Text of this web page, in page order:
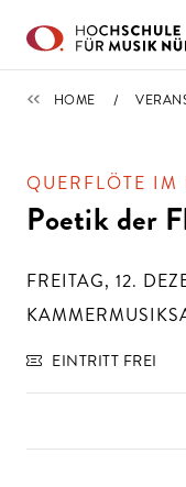
TERMINE
HOME
QUERFLÖTE IM
Poetik der
FREITAG, 12.
EINTRITT FREI